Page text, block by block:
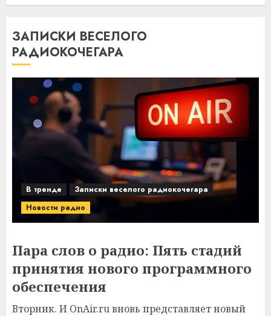
ЗАПИСКИ ВЕСЕЛОГО
РАДИОКОЧЕГАРА
В тренде
Записки веселого радиокочегара
Новости радио
Пара слов о радио: Пять стадий
принятия нового программного
обеспечения
Вторник. И OnAir.ru вновь представляет новый